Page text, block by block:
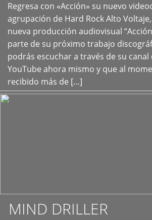
Regresa con «Acción» su nuevo
agrupación de Hard Rock Alto
nueva producción audiovisual
parte de su próximo trabajo
podrás escuchar a través de su
YouTube ahora mismo y que al
recibido más de […]
+
MIND DRILLER